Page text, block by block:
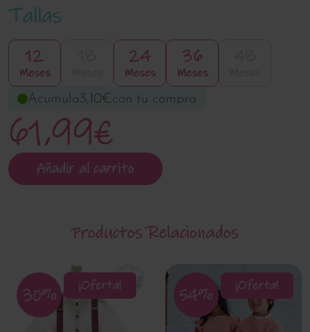
Tallas
12
Meses
24
Meses
36
Meses
Acumula 3,10€ con tu compra
61,99€
Añadir al carrito
Productos Relacionados
¡Oferta!
30% ¡Oferta!
54%